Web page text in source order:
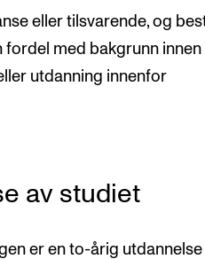
eller tilsvarende, og
fordel med bakgrunn innen
utdanning innenfor
av studiet
er en to-årig utdannelse